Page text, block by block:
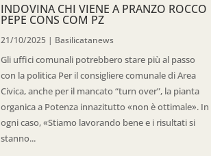
INDOVINA CHI VIENE A PRANZO ROCCO
PEPE CONS COM PZ
21/10/2025 | Basilicatanews
Gli uffici comunali potrebbero stare più al passo
con la politica Per il consigliere comunale di Area
Civica, anche per il mancato “turn over”, la pianta
organica a Potenza innazitutto «non è ottimale». In
ogni caso, «Stiamo lavorando bene e i risultati si
stanno...